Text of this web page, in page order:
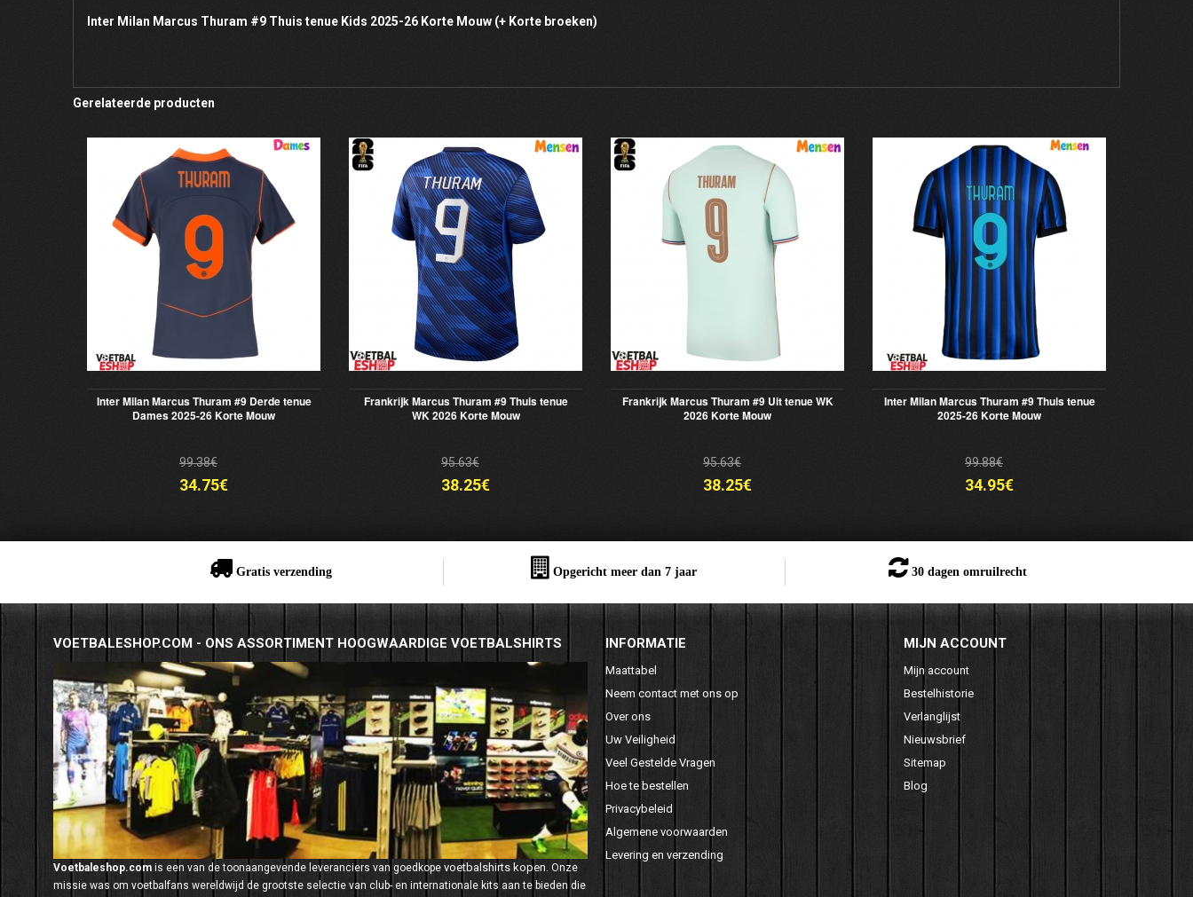
Inter Milan Marcus Thuram #9 Thuis tenue Kids 2025-26 Korte Mouw (+ Korte broeken)
Gerelateerde producten
Inter Milan Marcus Thuram #9 Derde tenue
Dames 2025-26 Korte Mouw
99.38€
34.75€
Frankrijk Marcus Thuram #9 Thuis tenue
WK 2026 Korte Mouw
95.63€
38.25€
Frankrijk Marcus Thuram #9 Uit tenue WK
2026 Korte Mouw
95.63€
38.25€
Inter Milan Marcus Thuram #9 Thuis tenue
2025-26 Korte Mouw
99.88€
34.95€
Gratis verzending Opgericht meer dan 7 jaar 30 dagen omruilrecht
VOETBALESHOP.COM - ONS ASSORTIMENT HOOGWAARDIGE VOETBALSHIRTS
Voetbaleshop.com is een van de toonaangevende leveranciers van goedkope voetbalshirts kopen. Onze
missie was om voetbalfans wereldwijd de grootste selectie van club- en internationale kits aan te bieden die
INFORMATIE
Maattabel
Neem contact met ons op
Over ons
Uw Veiligheid
Veel Gestelde Vragen
Hoe te bestellen
Privacybeleid
Algemene voorwaarden
Levering en verzending
MIJN ACCOUNT
Mijn account
Bestelhistorie
Verlanglijst
Nieuwsbrief
Sitemap
Blog